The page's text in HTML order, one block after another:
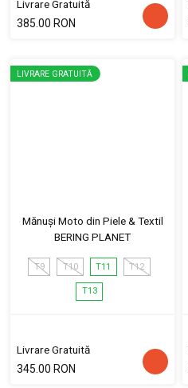
Livrare Gratuită
385.00 RON
LIVRARE GRATUITĂ
Mănuși Moto din Piele & Textil
BERING PLANET
T9 T10 T11 T12
T13
Livrare Gratuită
345.00 RON